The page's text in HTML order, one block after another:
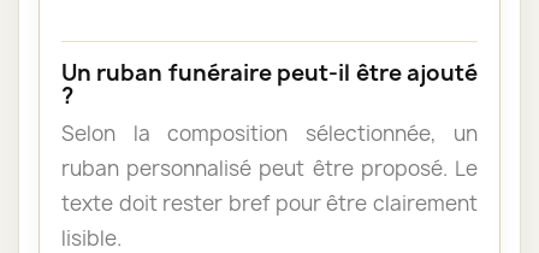
Un ruban funéraire peut-il être ajouté
?
Selon la composition sélectionnée, un
ruban personnalisé peut être proposé. Le
texte doit rester bref pour être clairement
lisible.